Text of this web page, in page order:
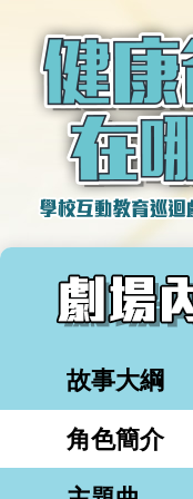
故事大綱
角色簡介